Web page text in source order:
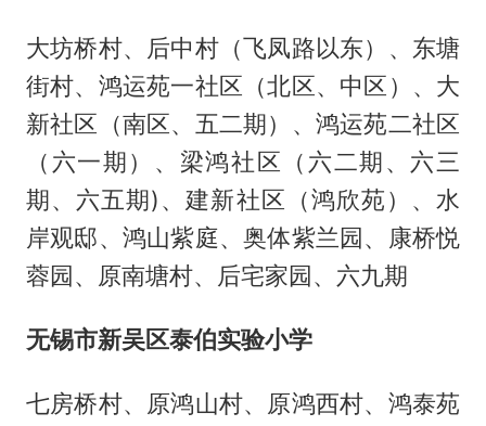
大坊桥村、后中村（飞凤路以东）、东塘
街村、鸿运苑一社区（北区、中区）、大
新社区（南区、五二期）、鸿运苑二社区
（六一期）、梁鸿社区（六二期、六三
期、六五期)、建新社区（鸿欣苑）、水
岸观邸、鸿山紫庭、奥体紫兰园、康桥悦
蓉园、原南塘村、后宅家园、六九期
无锡市新吴区泰伯实验小学
七房桥村、原鸿山村、原鸿西村、鸿泰苑